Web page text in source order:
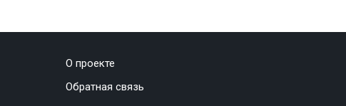
О проекте
Обратная связь